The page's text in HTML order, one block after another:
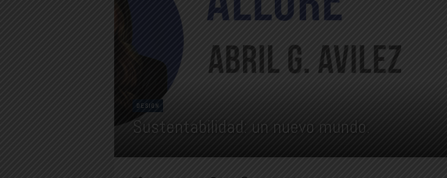
DESIGN
Sustentabilidad: un nuevo mundo.